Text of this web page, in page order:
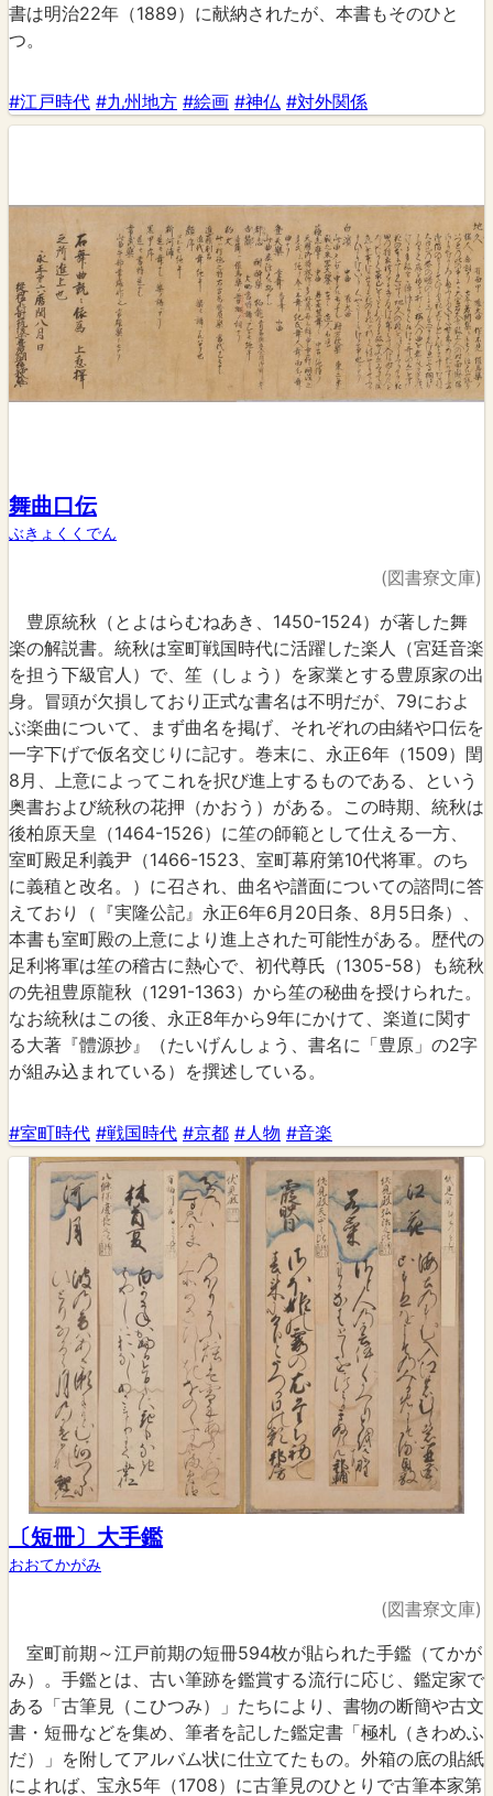
書は明治22年（1889）に献納されたが、本書もそのひと
つ。
#江戸時代 #九州地方 #絵画 #神仏 #対外関係
舞曲口伝
ぶきょくくでん
(図書寮文庫)
豊原統秋（とよはらむねあき、1450-1524）が著した舞
楽の解説書。統秋は室町戦国時代に活躍した楽人（宮廷音楽
を担う下級官人）で、笙（しょう）を家業とする豊原家の出
身。冒頭が欠損しており正式な書名は不明だが、79におよ
ぶ楽曲について、まず曲名を掲げ、それぞれの由緒や口伝を
一字下げで仮名交じりに記す。巻末に、永正6年（1509）閏
8月、上意によってこれを択び進上するものである、という
奥書および統秋の花押（かおう）がある。この時期、統秋は
後柏原天皇（1464-1526）に笙の師範として仕える一方、
室町殿足利義尹（1466-1523、室町幕府第10代将軍。のち
に義稙と改名。）に召され、曲名や譜面についての諮問に答
えており（『実隆公記』永正6年6月20日条、8月5日条）、
本書も室町殿の上意により進上された可能性がある。歴代の
足利将軍は笙の稽古に熱心で、初代尊氏（1305-58）も統秋
の先祖豊原龍秋（1291-1363）から笙の秘曲を授けられた。
なお統秋はこの後、永正8年から9年にかけて、楽道に関す
る大著『體源抄』（たいげんしょう、書名に「豊原」の2字
が組み込まれている）を撰述している。
#室町時代 #戦国時代 #京都 #人物 #音楽
〔短冊〕大手鑑
おおてかがみ
(図書寮文庫)
室町前期～江戸前期の短冊594枚が貼られた手鑑（てかが
み）。手鑑とは、古い筆跡を鑑賞する流行に応じ、鑑定家で
ある「古筆見（こひつみ）」たちにより、書物の断簡や古文
書・短冊などを集め、筆者を記した鑑定書「極札（きわめふ
だ）」を附してアルバム状に仕立てたもの。外箱の底の貼紙
によれば、宝永5年（1708）に古筆見のひとりで古筆本家第